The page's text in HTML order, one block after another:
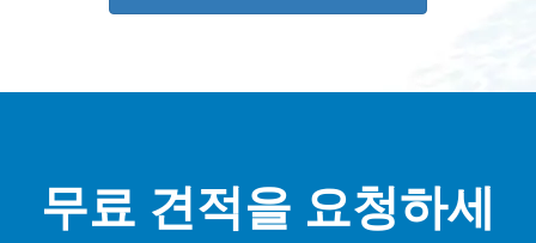
무료 견적을 요청하세